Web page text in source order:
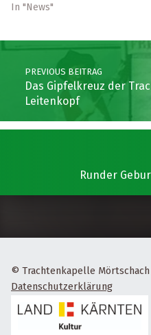
In "News"
Post navigation
PREVIOUS BEITRAG
Das Gipfelkreuz der
Leitenkopf
Runder
© Trachtenkapelle Mörtschach
Datenschutzerklärung